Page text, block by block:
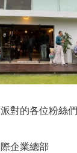
對的各位粉絲們​
企業總部​